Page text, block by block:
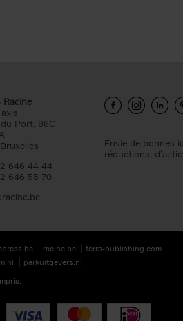
Racine
Port, 86C
646 44 44
646 55 70
Envie de bonnes
réductions,
racine.be
terra-publishing.com
parkuitgevers.nl